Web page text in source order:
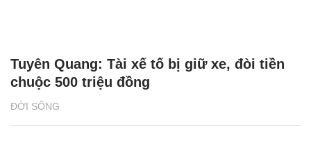
ĐỜI SỐNG
Tuyên Quang: Tài xế tố bị giữ xe, đòi tiền
chuộc 500 triệu đồng